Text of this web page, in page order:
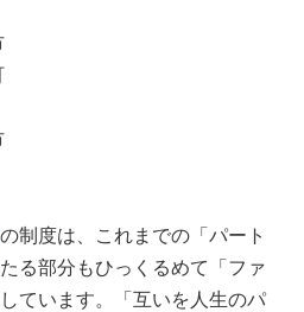
の制度は、これまでの「パート
る部分もひっくるめて「ファ
ています。「互いを人生のパ